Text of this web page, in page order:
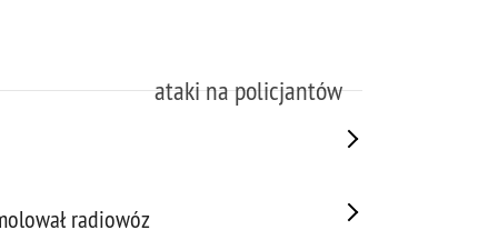
ataki na policjantów
radiowóz